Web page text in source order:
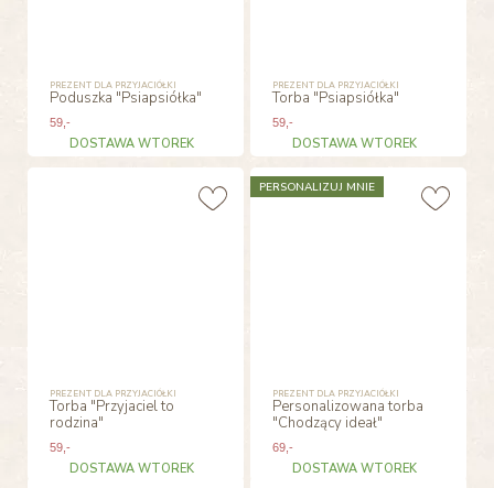
PREZENT DLA PRZYJACIÓŁKI
Poduszka "Psiapsiółka"
59,-
DOSTAWA WTOREK
PREZENT DLA PRZYJACIÓŁKI
Torba "Psiapsiółka"
59 ,-
DOSTAWA WTOREK
PREZENT DLA PRZYJACIÓŁKI
Torba "Przyjaciel to
rodzina"
59,-
DOSTAWA WTOREK
PREZENT DLA PRZYJACIÓŁKI
Personalizowana torba
"Chodzący ideał"
69 ,-
DOSTAWA WTOREK
PERSONALIZUJ MNIE